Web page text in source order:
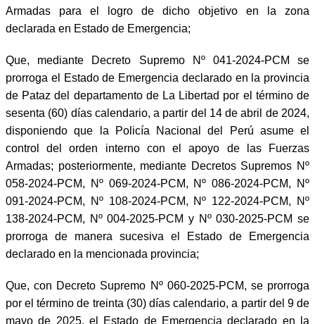
Armadas para el logro de dicho objetivo en la zona
declarada en Estado de Emergencia;
Que, mediante Decreto Supremo Nº 041-2024-PCM se
prorroga el Estado de Emergencia declarado en la provincia
de Pataz del departamento de La Libertad por el término de
sesenta (60) días calendario, a partir del 14 de abril de 2024,
disponiendo que la Policía Nacional del Perú asume el
control del orden interno con el apoyo de las Fuerzas
Armadas; posteriormente, mediante Decretos Supremos Nº
058-2024-PCM, Nº 069-2024-PCM, Nº 086-2024-PCM, Nº
091-2024-PCM, Nº 108-2024-PCM, Nº 122-2024-PCM, Nº
138-2024-PCM, Nº 004-2025-PCM y Nº 030-2025-PCM se
prorroga de manera sucesiva el Estado de Emergencia
declarado en la mencionada provincia;
Que, con Decreto Supremo Nº 060-2025-PCM, se prorroga
por el término de treinta (30) días calendario, a partir del 9 de
mayo de 2025, el Estado de Emergencia declarado en la